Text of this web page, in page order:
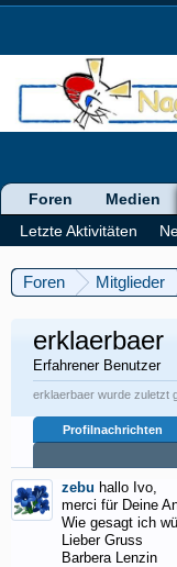
Foren Mitglieder
erklaerbaer
Erfahrener Benutzer
erklaerbaer wurde zuletzt
Profilnachrichten
zebu hallo Ivo,
merci für Deine
Wie gesagt ich
Lieber Gruss
Barbera Lenzin
Foren Medien
Letzte Aktivitäten